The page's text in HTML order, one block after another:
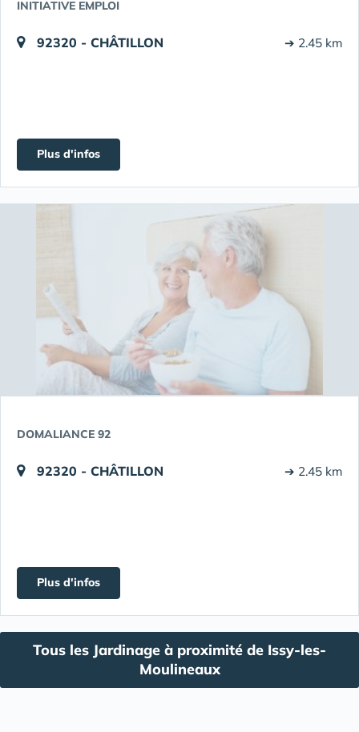
INITIATIVE EMPLOI
92320 - CHÂTILLON ➔ 2.45 km
Plus d'infos
DOMALIANCE 92
92320 - CHÂTILLON ➔ 2.45 km
Plus d'infos
Tous les Jardinage à proximité de Issy-les-
Moulineaux